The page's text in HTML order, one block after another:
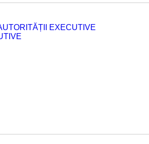
EXECUTIVE